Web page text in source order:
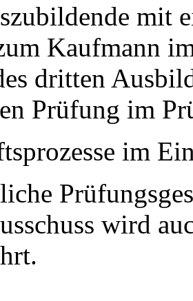
mit
Kaufmann
dritten
Prüfung im
im
wird